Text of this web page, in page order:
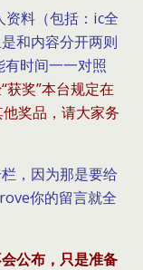
资料（包括：ic全
和内容分开两则
时间一一对照
获奖”本台规定在
奖品，请大家务
，因为那是要给
你的留言就全
公布，只是准备